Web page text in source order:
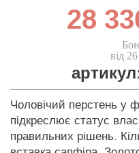
28
від
Чоловічий перстень у
підкреслює статус
правильних рішень.